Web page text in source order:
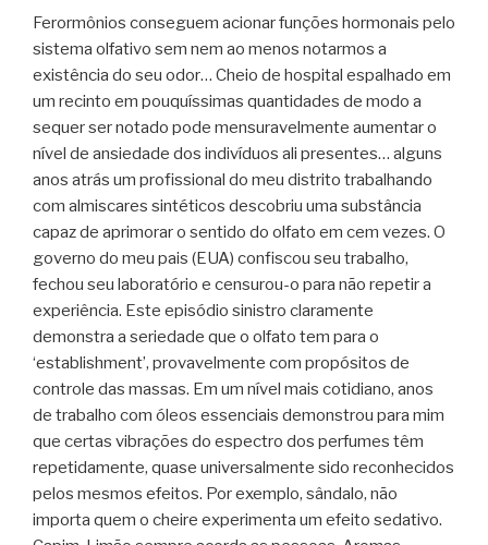
Ferormônios conseguem acionar funções hormonais pelo
sistema olfativo sem nem ao menos notarmos a
existência do seu odor… Cheio de hospital espalhado em
um recinto em pouquíssimas quantidades de modo a
sequer ser notado pode mensuravelmente aumentar o
nível de ansiedade dos indivíduos ali presentes… alguns
anos atrás um profissional do meu distrito trabalhando
com almiscares sintéticos descobriu uma substância
capaz de aprimorar o sentido do olfato em cem vezes. O
governo do meu pais (EUA) confiscou seu trabalho,
fechou seu laboratório e censurou-o para não repetir a
experiência. Este episódio sinistro claramente
demonstra a seriedade que o olfato tem para o
‘establishment’, provavelmente com propósitos de
controle das massas. Em um nível mais cotidiano, anos
de trabalho com óleos essenciais demonstrou para mim
que certas vibrações do espectro dos perfumes têm
repetidamente, quase universalmente sido reconhecidos
pelos mesmos efeitos. Por exemplo, sândalo, não
importa quem o cheire experimenta um efeito sedativo.